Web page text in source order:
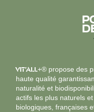
VIT’ALL+® propose des
haute qualité
naturalité et
actifs les plus naturels
biologiques, françaises